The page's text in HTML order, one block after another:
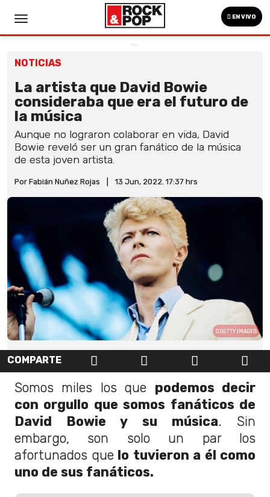
EN VIVO
NOTICIAS
La artista que David Bowie
consideraba que era el futuro de
la música
Aunque no lograron colaborar en vida, David
Bowie reveló ser un gran fanático de la música
de esta joven artista.
Por Fabián Nuñez Rojas 13 Jun, 2022. 17:37 hrs
GETTY IMAGES
COMPARTE
Somos miles los que podemos decir
con orgullo que somos fanáticos de
David Bowie y su música. Sin
embargo, son solo un par los
afortunados quelo tuvieron a él como
uno de sus fanáticos.